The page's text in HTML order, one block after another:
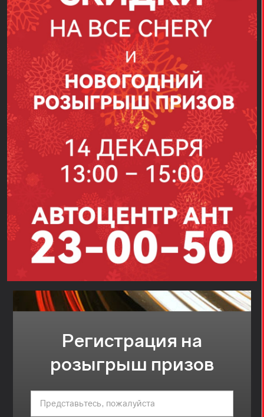
Регистрация на
розыгрыш призов